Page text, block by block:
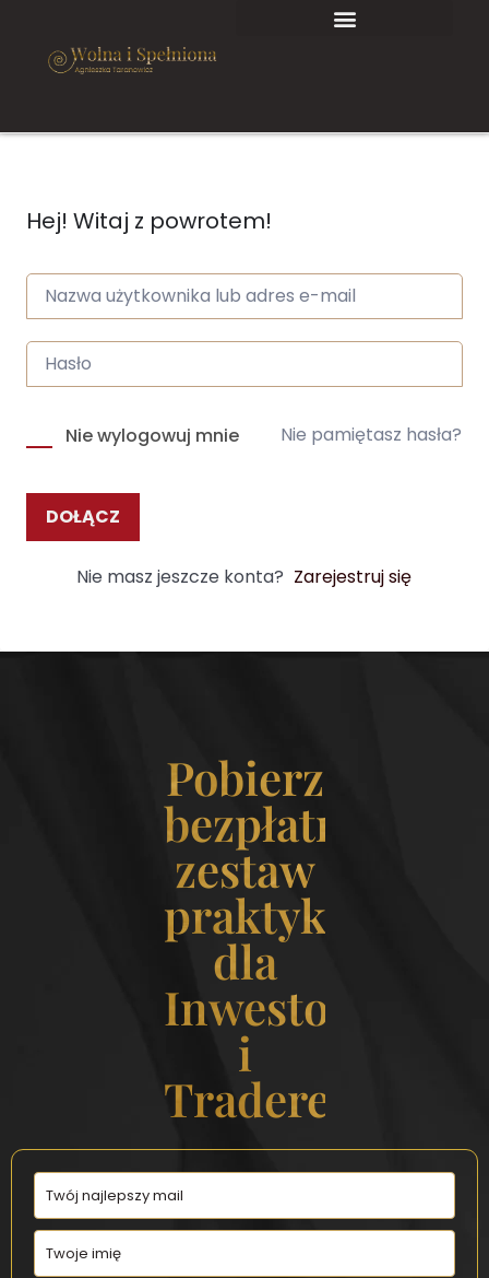
Hej! Witaj z powrotem!
Nie wylogowuj mnie Nie pamiętasz hasła?
DOŁĄCZ
Nie masz jeszcze konta? Zarejestruj się
Pobierz
bezpłatny
zestaw
praktyk
dla
Inwestorek
i
Traderek